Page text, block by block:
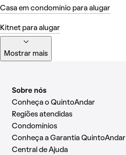
Casa em condomínio para alugar
Kitnet para alugar
Mostrar mais
Sobre nós
Conheça o QuintoAndar
Regiões atendidas
Condomínios
Conheça a Garantia QuintoAndar
Central de Ajuda